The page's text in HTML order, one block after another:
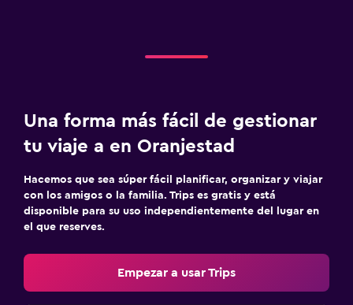
Una forma más fácil de gestionar
tu viaje a en Oranjestad
Hacemos que sea súper fácil planificar, organizar y viajar
con los amigos o la familia. Trips es gratis y está
disponible para su uso independientemente del lugar en
el que reserves.
Empezar a usar Trips